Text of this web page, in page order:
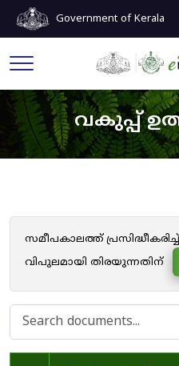
Government of Kerala
വകുപ്പ്
സമീപകാലത്ത്
വിപുലമായി തിരയുന്നതിന്